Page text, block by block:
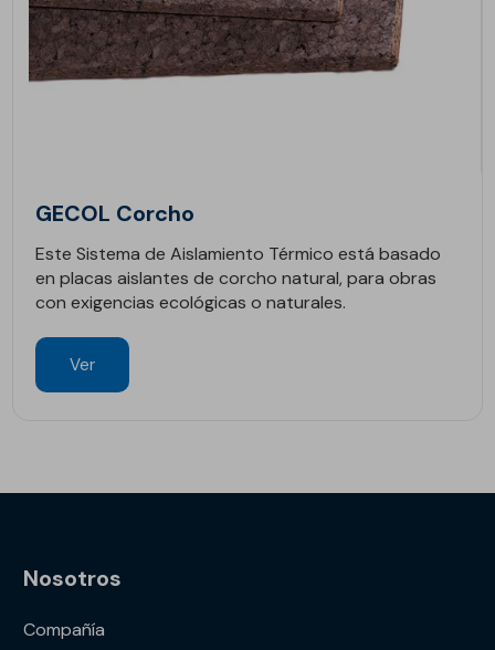
GECOL Corcho
Este Sistema de Aislamiento Térmico está basado
en placas aislantes de corcho natural, para obras
con exigencias ecológicas o naturales.
Ver
Nosotros
Compañía